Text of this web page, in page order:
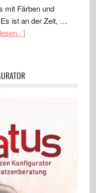
mit Färben und
ist an der Zeit, …